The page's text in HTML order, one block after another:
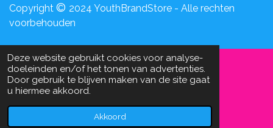
Deze website gebruikt cookies voor analyse-
doeleinden en/of het tonen van advertenties.
Door gebruik te blijven maken van de site gaat
u hiermee akkoord.
Akkoord
Copyright © 2024 YouthBrandStore - Alle rechten
voorbehouden